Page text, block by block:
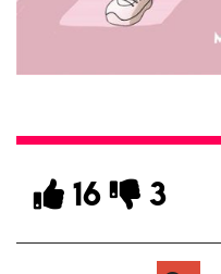
16 3